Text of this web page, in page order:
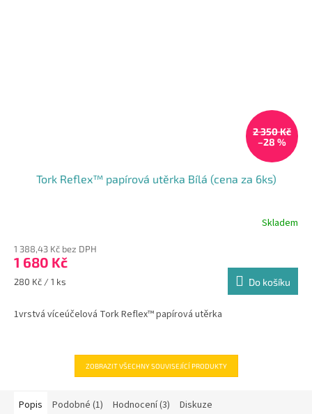
2 350 Kč
–28 %
Tork Reflex™ papírová utěrka Bílá (cena za 6ks)
produktu
je
5,0
hvězdiček.
Skladem
1 388,43 Kč bez DPH
1 680 Kč
Měrná
280 Kč / 1 ks Do košíku
1vrstvá víceúčelová Tork Reflex™ papírová utěrka
ZOBRAZIT VŠECHNY SOUVISEJÍCÍ PRODUKTY
Popis Podobné (1) Hodnocení (3) Diskuze